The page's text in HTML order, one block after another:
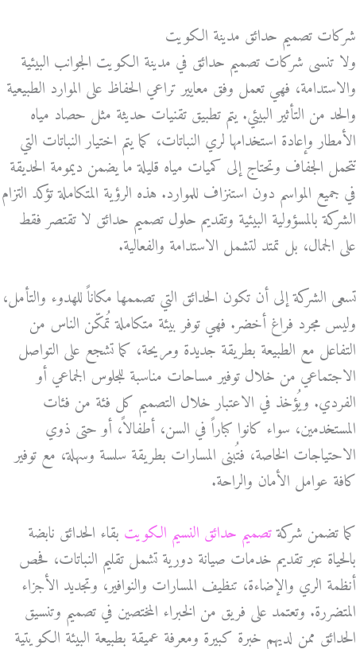
شركات تصميم حدائق مدينة الكويت
ولا تنسى شركات تصميم حدائق في مدينة الكويت الجوانب البيئية
والاستدامة، فهي تعمل وفق معايير تراعي الحفاظ على الموارد الطبيعية
والحد من التأثير البيئي. يتم تطبيق تقنيات حديثة مثل حصاد مياه
الأمطار وإعادة استخدامها لري النباتات، كما يتم اختيار النباتات التي
تتحمل الجفاف وتحتاج إلى كميات مياه قليلة ما يضمن ديمومة الحديقة
في جميع المواسم دون استنزاف للموارد. هذه الرؤية المتكاملة تؤكد التزام
الشركة بالمسؤولية البيئية وتقديم حلول تصميم حدائق لا تقتصر فقط
على الجمال، بل تمتد لتشمل الاستدامة والفعالية.
تسعى الشركة إلى أن تكون الحدائق التي تصممها مكاناً للهدوء والتأمل،
وليس مجرد فراغ أخضر. فهي توفر بيئة متكاملة تُمكّن الناس من
التفاعل مع الطبيعة بطريقة جديدة ومريحة، كما تشجع على التواصل
الاجتماعي من خلال توفير مساحات مناسبة للجلوس الجماعي أو
الفردي. ويُؤخذ في الاعتبار خلال التصميم كل فئة من فئات
المستخدمين، سواء كانوا كباراً في السن، أطفالاً، أو حتى ذوي
الاحتياجات الخاصة، فتُبنى المسارات بطريقة سلسة وسهلة، مع توفير
كافة عوامل الأمان والراحة.
كما تضمن شركةتصميم حدائق النسيم الكويت بقاء الحدائق نابضة
بالحياة عبر تقديم خدمات صيانة دورية تشمل تقليم النباتات، فحص
أنظمة الري والإضاءة، تنظيف المسارات والنوافير، وتجديد الأجزاء
المتضررة. وتعتمد على فريق من الخبراء المختصين في تصميم وتنسيق
الحدائق ممن لديهم خبرة كبيرة ومعرفة عميقة بطبيعة البيئة الكويتية